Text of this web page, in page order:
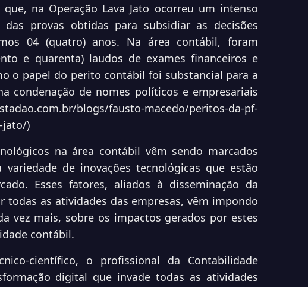
na Operação Lava Jato ocorreu um intenso
provas obtidas para subsidiar as decisões
04 (quatro) anos. Na área contábil, foram
e quarenta) laudos de exames financeiros e
o papel do perito contábil foi substancial para a
condenação de nomes políticos e empresariais
blogs/fausto-macedo/peritos-da-pf-
jato/)
na área contábil vêm sendo marcados
de inovações tecnológicas que estão
Esses fatores, aliados à disseminação da
todas as atividades das empresas, vêm impondo
vez mais, sobre os impactos gerados por estes
contábil.
científico, o profissional da Contabilidade
digital que invade todas as atividades